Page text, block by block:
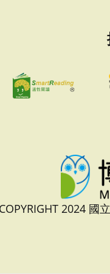
2024 國